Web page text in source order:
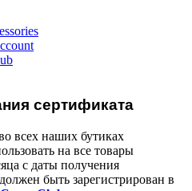
сертификата
всех наших бутиках
на все товары
с даты получения
быть зарегистрирован в